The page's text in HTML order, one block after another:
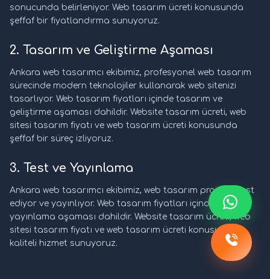
sonucunda belirleniyor. Web tasarım ücreti konusunda
şeffaf bir fiyatlandırma sunuyoruz.
2. Tasarım ve Geliştirme Aşaması
Ankara web tasarımcı ekibimiz, profesyonel web tasarım
sürecinde modern teknolojiler kullanarak web sitenizi
tasarlıyor. Web tasarım fiyatları içinde tasarım ve
geliştirme aşaması dahildir. Website tasarım ücreti, web
sitesi tasarım fiyatı ve web tasarım ücreti konusunda
şeffaf bir süreç izliyoruz.
3. Test ve Yayınlama
Ankara web tasarımcı ekibimiz, web tasarım projesini test
ediyor ve yayınlıyor. Web tasarım fiyatları içinde test ve
yayınlama aşaması dahildir. Website tasarım ücreti, web
sitesi tasarım fiyatı ve web tasarım ücreti konusunda
kaliteli hizmet sunuyoruz.